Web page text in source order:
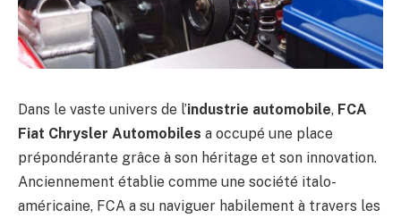
Dans le vaste univers de l’industrie automobile, FCA
Fiat Chrysler Automobiles a occupé une place
prépondérante grâce à son héritage et son innovation.
Anciennement établie comme une société italo-
américaine, FCA a su naviguer habilement à travers les